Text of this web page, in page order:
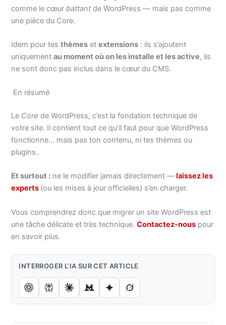
comme le cœur battant de WordPress — mais pas comme
une pièce du Core.
Idem pour testhèmes etextensions : ils s’ajoutent
uniquementau moment où on les installe et les active, ils
ne sont donc pas inclus dans le cœur du CMS.
En résumé
Le Core de WordPress, c’est la fondation technique de
votre site. Il contient tout ce qu’il faut pour que WordPress
fonctionne… mais pas ton contenu, ni tes thèmes ou
plugins.
Et surtout : ne le modifier jamais directement — laissez les
experts (ou les mises à jour officielles) s’en charger.
Vous comprendrez donc que migrer un site WordPress est
une tâche délicate et très technique.Contactez-nous pour
en savoir plus.
INTERROGER L’IA SUR CET ARTICLE